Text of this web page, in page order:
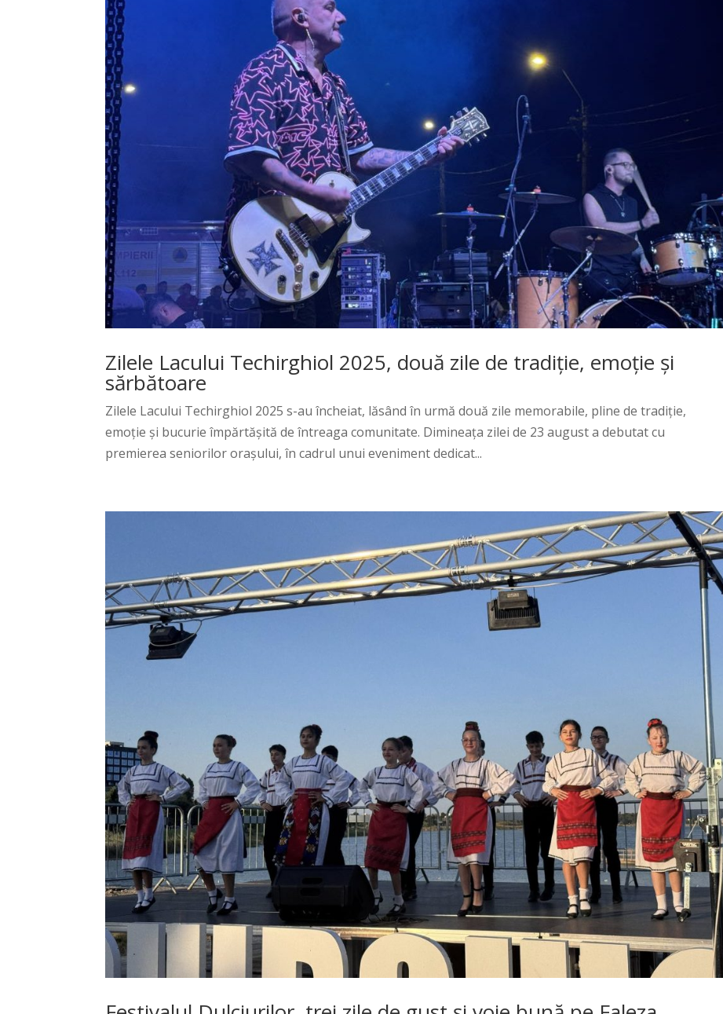
Zilele Lacului Techirghiol 2025, două zile de tradiție, emoție și
sărbătoare
Zilele Lacului Techirghiol 2025 s-au încheiat, lăsând în urmă două zile memorabile, pline de tradiție,
emoție și bucurie împărtășită de întreaga comunitate. Dimineața zilei de 23 august a debutat cu
premierea seniorilor orașului, în cadrul unui eveniment dedicat...